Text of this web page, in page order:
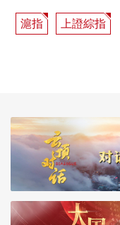
滬指 上證綜指